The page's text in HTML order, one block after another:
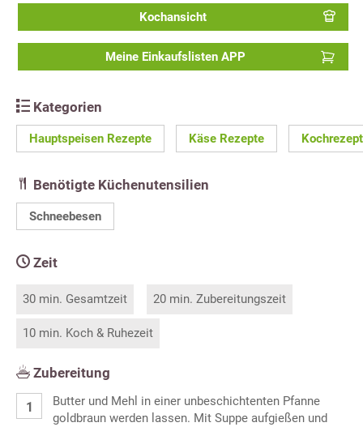
Kochansicht
Meine Einkaufslisten APP
Kategorien
Hauptspeisen Rezepte Käse Rezepte
Benötigte Küchenutensilien
Schneebesen
Zeit
30 min. Gesamtzeit 20 min. Zubereitungszeit
10 min. Koch & Ruhezeit
Zubereitung
Butter und Mehl in einer unbeschichtenten Pfanne
goldbraun werden lassen. Mit Suppe aufgießen und